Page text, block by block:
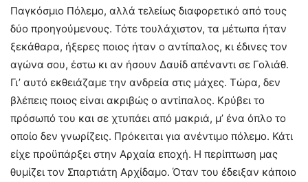
Παγκόσμιο Πόλεμο, αλλά τελείως διαφορετικό από τους
δύο προηγούμενους. Τότε τουλάχιστον, τα μέτωπα ήταν
ξεκάθαρα, ήξερες ποιος ήταν ο αντίπαλος, κι έδινες τον
αγώνα σου, έστω κι αν ήσουν Δαυίδ απέναντι σε Γολιάθ.
Γι’ αυτό εκθειάζαμε την ανδρεία στις μάχες. Τώρα, δεν
βλέπεις ποιος είναι ακριβώς ο αντίπαλος. Κρύβει το
πρόσωπό του και σε χτυπάει από μακριά, μ’ ένα όπλο το
οποίο δεν γνωρίζεις. Πρόκειται για ανέντιμο πόλεμο. Κάτι
είχε προϋπάρξει στην Αρχαία εποχή. Η περίπτωση μας
θυμίζει τον Σπαρτιάτη Αρχίδαμο. Όταν του έδειξαν κάποιο